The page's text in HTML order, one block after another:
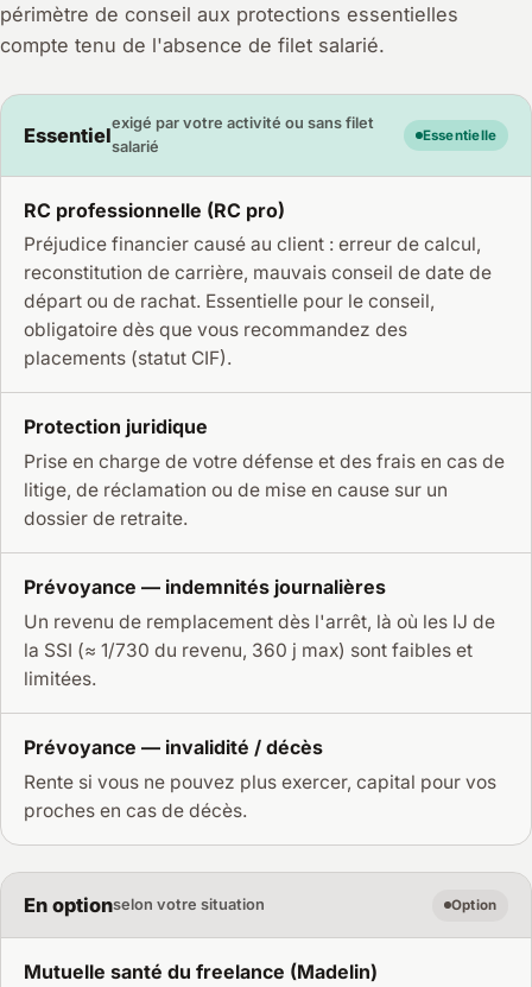
périmètre de conseil aux protections essentielles
compte tenu de l'absence de filet salarié.
Essentiel
exigé par votre activité ou sans filet
salarié
Essentielle
RC professionnelle (RC pro)
Préjudice financier causé au client : erreur de calcul,
reconstitution de carrière, mauvais conseil de date de
départ ou de rachat. Essentielle pour le conseil,
obligatoire dès que vous recommandez des
placements (statut CIF).
Protection juridique
Prise en charge de votre défense et des frais en cas de
litige, de réclamation ou de mise en cause sur un
dossier de retraite.
Prévoyance — indemnités journalières
Un revenu de remplacement dès l'arrêt, là où les IJ de
la SSI (≈ 1/730 du revenu, 360 j max) sont faibles et
limitées.
Prévoyance — invalidité / décès
Rente si vous ne pouvez plus exercer, capital pour vos
proches en cas de décès.
En optionselon votre situation Option
Mutuelle santé du freelance (Madelin)